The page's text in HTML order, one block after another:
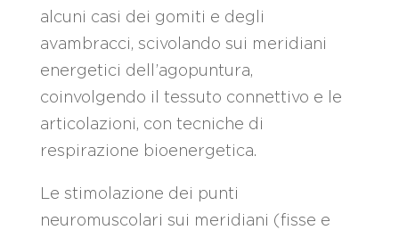
alcuni casi dei gomiti e degli
avambracci, scivolando sui meridiani
energetici dell’agopuntura,
coinvolgendo il tessuto connettivo e le
articolazioni, con tecniche di
respirazione bioenergetica.
Le stimolazione dei punti
neuromuscolari sui meridiani (fisse e